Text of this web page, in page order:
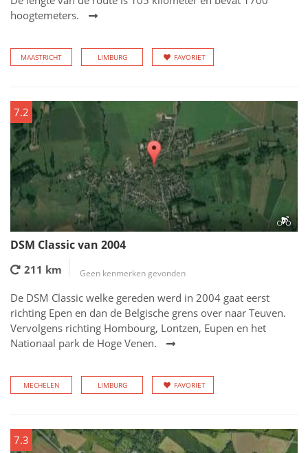
hoogtemeters.
MAASTRICHT LIMBURG FAVORIET
7.2
DSM Classic van 2004
211 km Geen kenmerken gevonden
De DSM Classic welke gereden werd in 2004 gaat eerst
richting Epen en dan de Belgische grens over naar Teuven.
Vervolgens richting Hombourg, Lontzen, Eupen en het
Nationaal park de Hoge Venen.
MECHELEN LIMBURG FAVORIET
7.3